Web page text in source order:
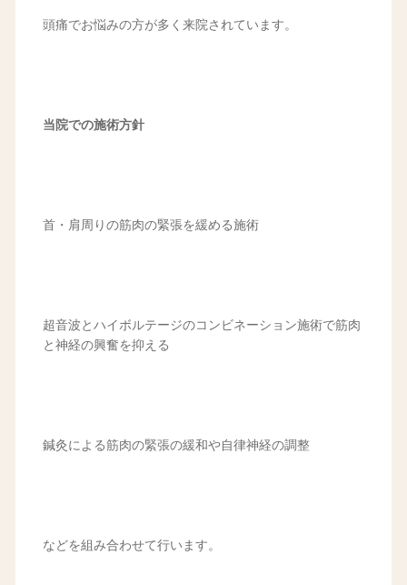
頭痛でお悩みの方が多く来院されています。
当院での施術方針
首・肩周りの筋肉の緊張を緩める施術
超音波とハイボルテージのコンビネーション施術で筋肉
と神経の興奮を抑える
鍼灸による筋肉の緊張の緩和や自律神経の調整
などを組み合わせて行います。